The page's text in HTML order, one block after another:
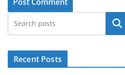
Search
Recent Posts